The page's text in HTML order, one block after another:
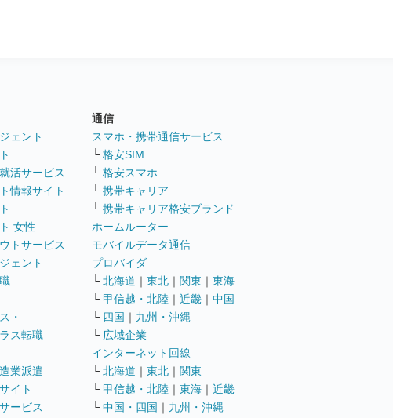
ェント
活サービス
情報サイト
女性
トサービス
ェント
・
ス転職
業派遣
イト
ービス
通信
スマホ・携帯通信サービス
└ 格安SIM
└ 格安スマホ
└ 携帯キャリア
└ 携帯キャリア格安ブランド
ホームルーター
モバイルデータ通信
プロバイダ
└ 北海道 ｜ 東北 ｜ 関東 ｜ 東海
└ 甲信越・北陸 ｜ 近畿 ｜ 中国
└ 四国 ｜ 九州・沖縄
└ 広域企業
インターネット回線
└ 北海道 ｜ 東北 ｜ 関東
└ 甲信越・北陸 ｜ 東海 ｜ 近畿
└ 中国・四国 ｜ 九州・沖縄